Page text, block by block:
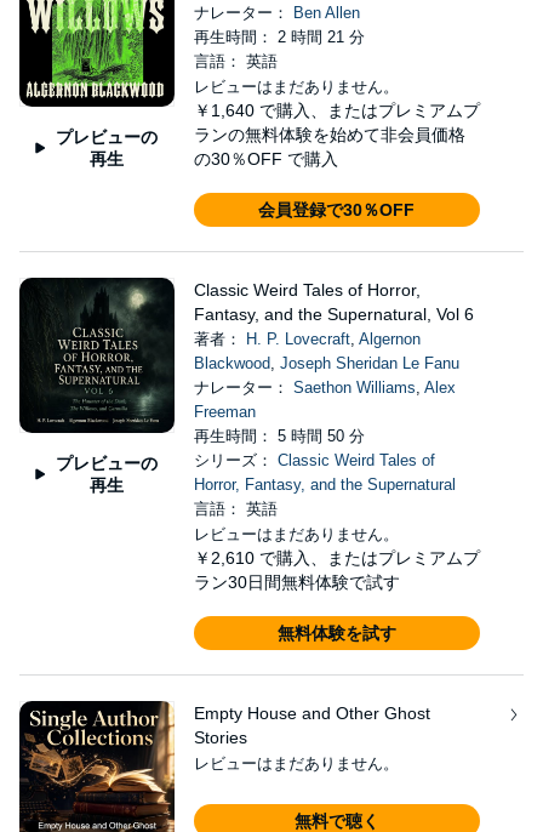
プレビューの
再生
ナレーター：
Ben Allen
再生時間： 2 時間 21 分
言語： 英語
レビューはまだありません。
￥1,640 で購入、またはプレミアムプ
ランの無料体験を始めて非会員価格
の30％OFF で購入
会員登録で30％OFF
プレビューの
再生
Classic Weird Tales of Horror,
Fantasy, and the Supernatural, Vol 6
著者： H. P. Lovecraft, Algernon
Blackwood Joseph Sheridan Le Fanu
ナレーター： Saethon Williams Alex
Freeman
再生時間： 5 時間 50 分
シリーズ： Classic Weird Tales of
Horror, Fantasy, and the Supernatural
言語： 英語
レビューはまだありません。
￥2,610 で購入、またはプレミアムプ
ラン30日間無料体験で試す
無料体験を試す
Empty House and Other Ghost
Stories
レビューはまだありません。
無料で聴く